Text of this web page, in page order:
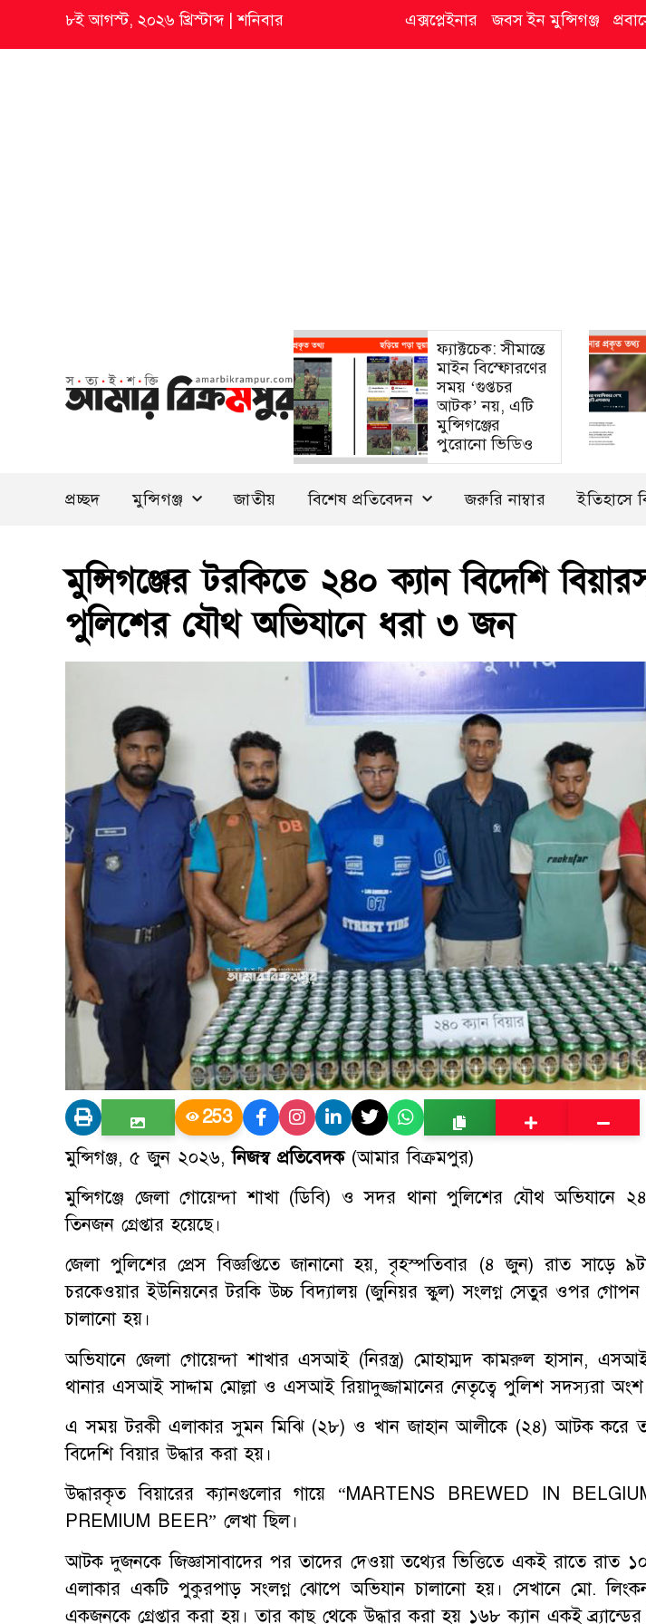
৮ই আগস্ট, ২০২৬ খ্রিস্টাব্দ|শনিবার এক্সপ্লেইনার জবস ইন মুন্সিগঞ্জ
ফ্যাক্টচেক: সীমান্তে
মাইন বিস্ফোরণের
সময় ‘গুপ্তচর
আটক’ নয়, এটি
মুন্সিগঞ্জের
পুরোনো ভিডিও
প্রচ্ছদ মুন্সিগঞ্জ জাতীয় বিশেষ প্রতিবেদন জরুরি নাম্বার ইতিহাসে
মুন্সিগঞ্জের টরকিতে ২৪০ ক্যান বিদেশি
পুলিশের যৌথ অভিযানে ধরা ৩ জন
253
মুন্সিগঞ্জ, ৫ জুন ২০২৬,নিজস্ব প্রতিবেদক(আমার বিক্রমপুর)
মুন্সিগঞ্জে জেলা গোয়েন্দা শাখা (ডিবি) ও সদর থানা পুলিশের যৌথ অভিযানে
তিনজন গ্রেপ্তার হয়েছে।
জেলা পুলিশের প্রেস বিজ্ঞপ্তিতে জানানো হয়, বৃহস্পতিবার (৪ জুন) রাত সাড়ে
চরকেওয়ার ইউনিয়নের টরকি উচ্চ বিদ্যালয় (জুনিয়র স্কুল) সংলগ্ন সেতুর ওপর গোপন
চালানো হয়।
অভিযানে জেলা গোয়েন্দা শাখার এসআই (নিরস্ত্র) মোহাম্মদ কামরুল হাসান,
থানার এসআই সাদ্দাম মোল্লা ও এসআই রিয়াদুজ্জামানের নেতৃত্বে পুলিশ সদস্যরা অংশ
এ সময় টরকী এলাকার সুমন মিঝি (২৮) ও খান জাহান আলীকে (২৪) আটক করে
বিদেশি বিয়ার উদ্ধার করা হয়।
উদ্ধারকৃত বিয়ারের ক্যানগুলোর গায়ে “MARTENS BREWED IN
PREMIUM BEER” লেখা ছিল।
আটক দুজনকে জিজ্ঞাসাবাদের পর তাদের দেওয়া তথ্যের ভিত্তিতে একই রাতে রাত
এলাকার একটি পুকুরপাড় সংলগ্ন ঝোপে অভিযান চালানো হয়। সেখানে মো.
একজনকে গ্রেপ্তার করা হয়। তার কাছ থেকে উদ্ধার করা হয় ১৬৮ ক্যান একই ব্র্যান্ডের